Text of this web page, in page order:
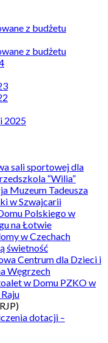
z budżetu
z budżetu
2025
sali sportowej dla
“Wilia”
Muzeum Tadeusza
w Szwajcarii
Polskiego w
na Łotwie
w Czechach
świetność
Centrum dla Dzieci i
Węgrzech
w Domu PZKO w
dotacji –